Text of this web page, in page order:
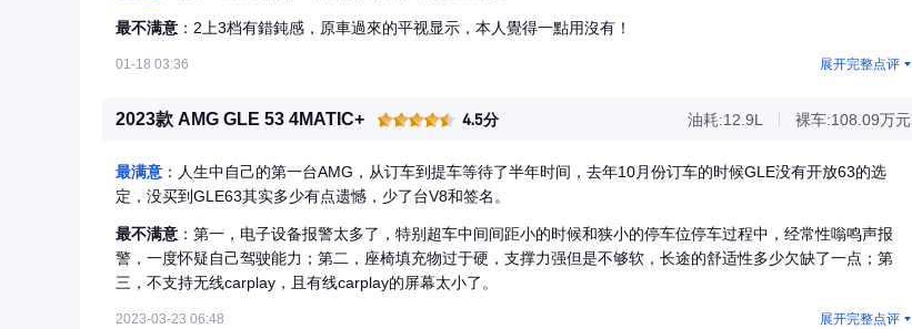
最不满意 ：2上3档有錯鈍感，原車過來的平视显示，本人覺得一點用沒有！
01-18 03:36 展开完整点评
2023款 AMG GLE 53 4MATIC+ 4.5分 油耗:12.9L 裸车:108.09万元
最满意 ：人生中自己的第一台AMG，从订车到提车等待了半年时间，去年10月份订车的时候GLE没有开放63的选
定，没买到GLE63其实多少有点遗憾，少了台V8和签名。
最不满意 ：第一，电子设备报警太多了，特别超车中间间距小的时候和狭小的停车位停车过程中，经常性嗡鸣声报
警，一度怀疑自己驾驶能力；第二，座椅填充物过于硬，支撑力强但是不够软，长途的舒适性多少欠缺了一点；第
三，不支持无线carplay，且有线carplay的屏幕太小了。
2023-03-23 06:48 展开完整点评